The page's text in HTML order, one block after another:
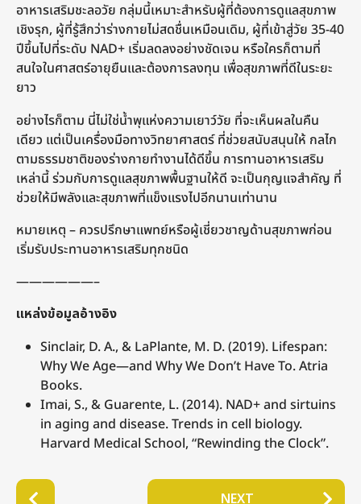
อาหารเสริมชะลอวัย กลุ่มนี้เหมาะสำหรับผู้ที่ต้องการดูแลสุขภาพ
เชิงรุก, ผู้ที่รู้สึกว่าร่างกายไม่สดชื่นเหมือนเดิม, ผู้ที่เข้าสู่วัย 35-40
ปีขึ้นไปที่ระดับ NAD+ เริ่มลดลงอย่างชัดเจน หรือใครก็ตามที่
สนใจในศาสตร์อายุยืนและต้องการลงทุน เพื่อสุขภาพที่ดีในระยะ
ยาว
อย่างไรก็ตาม นี่ไม่ใช่น้ำพุแห่งความเยาว์วัย ที่จะเห็นผลในคืน
เดียว แต่เป็นเครื่องมือทางวิทยาศาสตร์ ที่ช่วยสนับสนุนให้ กลไก
ตามธรรมชาติของร่างกายทำงานได้ดีขึ้น การทานอาหารเสริม
เหล่านี้ ร่วมกับการดูแลสุขภาพพื้นฐานให้ดี จะเป็นกุญแจสำคัญ ที่
ช่วยให้มีพลังและสุขภาพที่แข็งแรงไปอีกนานเท่านาน
หมายเหตุ – ควรปรึกษาแพทย์หรือผู้เชี่ยวชาญด้านสุขภาพก่อน
เริ่มรับประทานอาหารเสริมทุกชนิด
——————–
แหล่งข้อมูลอ้างอิง
Sinclair, D. A., & LaPlante, M. D. (2019). Lifespan:
Why We Age—and Why We Don’t Have To. Atria
Books.
Imai, S., & Guarente, L. (2014). NAD+ and sirtuins
in aging and disease. Trends in cell biology.
Harvard Medical School, “Rewinding the Clock”.
P NEXT